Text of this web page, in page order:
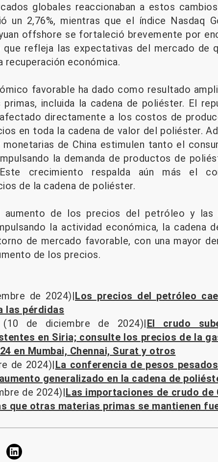
globales reaccionaban a estos
un 2,76%, mientras que el índice Nasdaq
offshore se fortaleció brevemente por
refleja las expectativas del mercado de
recuperación económica.
favorable ha dado como resultado
incluida la cadena de poliéster. El
directamente a los costos de
en toda la cadena de valor del poliéster.
de China estimulen tanto el
la demanda de productos de
crecimiento respalda aún más el
de la cadena de poliéster.
aumento de los precios del petróleo y las
la actividad económica, la cadena
de mercado favorable, con una mayor
de los precios.
de 2024)|Los precios del petróleo
las pérdidas
(10 de diciembre de 2024)|El crudo
en Siria; consulte los precios de la
en Mumbai, Chennai, Surat y otros
de 2024)|La conferencia de pesos
generalizado en la cadena de
de 2024)|Las importaciones de crudo de
que otras materias primas se mantienen